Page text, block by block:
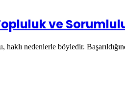
ve
haklı nedenlerle böyledir.